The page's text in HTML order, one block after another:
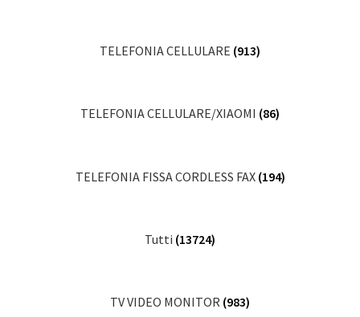
TELEFONIA CELLULARE (913)
TELEFONIA CELLULARE/XIAOMI (86)
TELEFONIA FISSA CORDLESS FAX (194)
Tutti (13724)
TV VIDEO MONITOR (983)